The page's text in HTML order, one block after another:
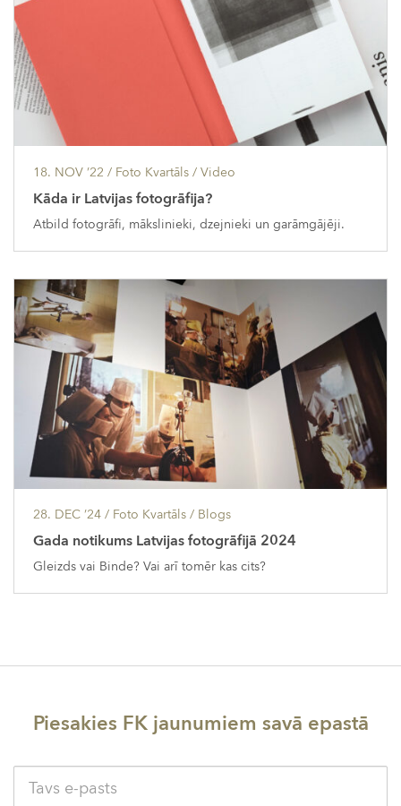
18. NOV ’22 / Foto Kvartāls / Video
Kāda ir Latvijas fotogrāfija?
Atbild fotogrāfi, mākslinieki, dzejnieki un garāmgājēji.
28. DEC ’24 / Foto Kvartāls / Blogs
Gada notikums Latvijas fotogrāfijā 2024
Gleizds vai Binde? Vai arī tomēr kas cits?
Piesakies FK jaunumiem savā epastā